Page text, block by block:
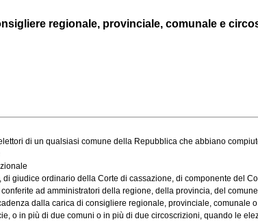
regionale, provinciale, comunale e
di un qualsiasi comune della Repubblica che abbiano
ordinario della Corte di cassazione, di componente del
ad amministratori della regione, della provincia, del
dalla carica di consigliere regionale, provinciale, comunale
in più di due comuni o in più di due circoscrizioni, quando le